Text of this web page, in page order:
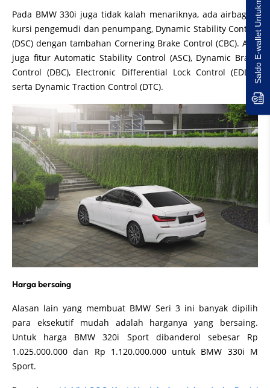
Pada BMW 330i juga tidak kalah menariknya, ada airbag di
kursi pengemudi dan penumpang, Dynamic Stability Control
(DSC) dengan tambahan Cornering Brake Control (CBC). Ada
juga fitur Automatic Stability Control (ASC), Dynamic Brake
Control (DBC), Electronic Differential Lock Control (EDLC),
serta Dynamic Traction Control (DTC).
Harga bersaing
Alasan lain yang membuat BMW Seri 3 ini banyak dipilih
para eksekutif mudah adalah harganya yang bersaing.
Untuk harga BMW 320i Sport dibanderol sebesar Rp
1.025.000.000 dan Rp 1.120.000.000 untuk BMW 330i M
Sport.
Saldo E-wallet Untukmu!